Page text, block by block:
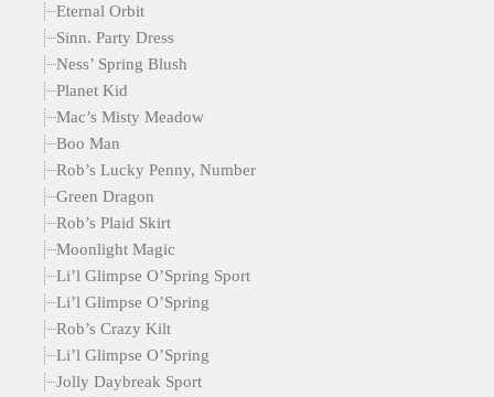
Eternal Orbit
Sinn. Party Dress
Ness’ Spring Blush
Planet Kid
Mac’s Misty Meadow
Boo Man
Rob’s Lucky Penny, Number
Green Dragon
Rob’s Plaid Skirt
Moonlight Magic
Li’l Glimpse O’Spring Sport
Li’l Glimpse O’Spring
Rob’s Crazy Kilt
Li’l Glimpse O’Spring
Jolly Daybreak Sport